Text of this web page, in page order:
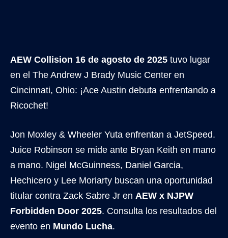
AEW Collision 16 de agosto de 2025 tuvo lugar
en el The Andrew J Brady Music Center en
Cincinnati, Ohio: ¡Ace Austin debuta enfrentando a
Ricochet!
Jon Moxley & Wheeler Yuta enfrentan a JetSpeed.
Juice Robinson se mide ante Bryan Keith en mano
a mano. Nigel McGuinness, Daniel Garcia,
Hechicero y Lee Moriarty buscan una oportunidad
titular contra Zack Sabre Jr en AEW x NJPW
Forbidden Door 2025. Consulta los resultados del
evento en Mundo Lucha.